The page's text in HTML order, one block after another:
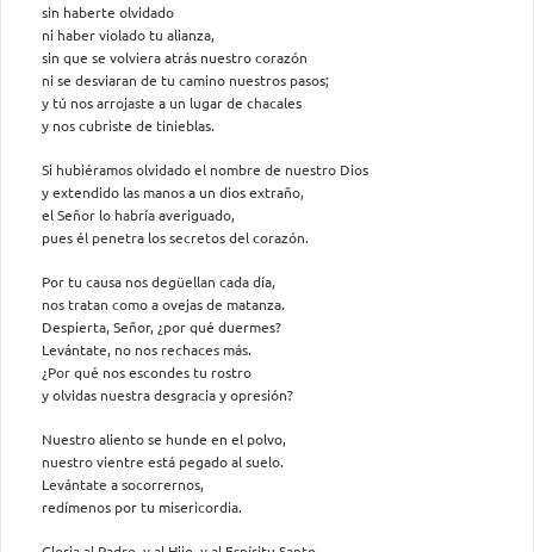
sin haberte olvidado
ni haber violado tu alianza,
sin que se volviera atrás nuestro corazón
ni se desviaran de tu camino nuestros pasos;
y tú nos arrojaste a un lugar de chacales
y nos cubriste de tinieblas.
Si hubiéramos olvidado el nombre de nuestro Dios
y extendido las manos a un dios extraño,
el Señor lo habría averiguado,
pues él penetra los secretos del corazón.
Por tu causa nos degüellan cada día,
nos tratan como a ovejas de matanza.
Despierta, Señor, ¿por qué duermes?
Levántate, no nos rechaces más.
¿Por qué nos escondes tu rostro
y olvidas nuestra desgracia y opresión?
Nuestro aliento se hunde en el polvo,
nuestro vientre está pegado al suelo.
Levántate a socorrernos,
redímenos por tu misericordia.